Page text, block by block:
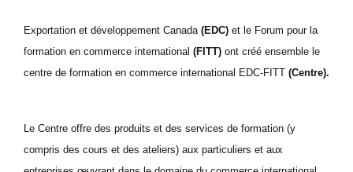
Exportation et développement Canada (EDC) et le Forum pour la
formation en commerce international (FITT) ont créé ensemble le
centre de formation en commerce international EDC-FITT (Centre).
Le Centre offre des produits et des services de formation (y
compris des cours et des ateliers) aux particuliers et aux